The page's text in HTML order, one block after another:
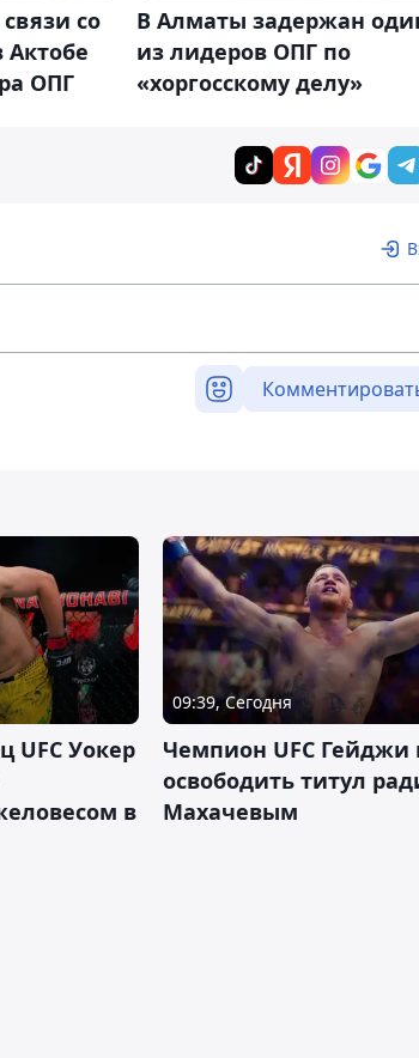
со
Актобе
ОПГ
В Алматы задержан
из лидеров ОПГ по
«хоргосскому делу»
UFC Уокер
в
09:39, Сегодня
Чемпион UFC
освободить титул
Махачевым